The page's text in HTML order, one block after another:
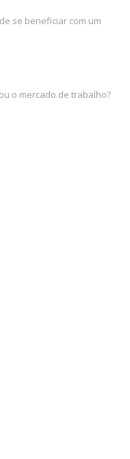
se beneficiar com um
o mercado de trabalho?